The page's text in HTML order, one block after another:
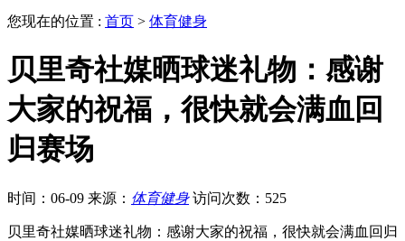
您现在的位置 : 首页 > 体育健身
贝里奇社媒晒球迷礼物：感谢
大家的祝福，很快就会满血回
归赛场
时间：06-09 来源： 体育健身 访问次数：525
贝里奇社媒晒球迷礼物：感谢大家的祝福，很快就会满血回归